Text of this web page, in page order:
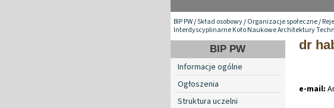
BIP PW/Skład osobowy/Organizacje społeczne/
Interdyscyplinarne Koło Naukowe Architektury
BIP PW
Informacje ogólne
Ogłoszenia
Struktura uczelni
dr
e-mail: